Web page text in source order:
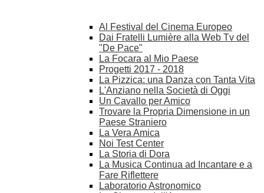
Al Festival del Cinema Europeo
Dai Fratelli Lumière alla Web Tv del
"De Pace"
La Focara al Mio Paese
Progetti 2017 - 2018
La Pizzica: una Danza con Tanta Vita
L'Anziano nella Società di Oggi
Un Cavallo per Amico
Trovare la Propria Dimensione in un
Paese Straniero
La Vera Amica
Noi Test Center
La Storia di Dora
La Musica Continua ad Incantare e a
Fare Riflettere
Laboratorio Astronomico